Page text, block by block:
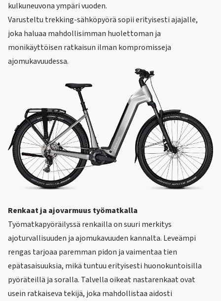
kulkuneuvona ympäri vuoden.
Varusteltu trekking-sähköpyörä sopii erityisesti ajajalle,
joka haluaa mahdollisimman huolettoman ja
monikäyttöisen ratkaisun ilman kompromisseja
ajomukavuudessa.
Renkaat ja ajovarmuus työmatkalla
Työmatkapyöräilyssä renkailla on suuri merkitys
ajoturvallisuuden ja ajomukavuuden kannalta. Leveämpi
rengas tarjoaa paremman pidon ja vaimentaa tien
epätasaisuuksia, mikä tuntuu erityisesti huonokuntoisilla
pyöräteillä ja soralla. Talvella oikeatnastarenkaatovat
usein ratkaiseva tekijä, joka mahdollistaa aidosti